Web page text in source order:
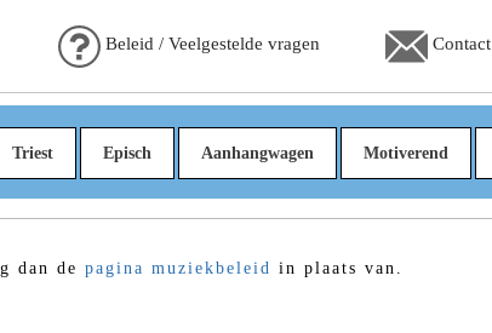
Beleid / Veelgestelde vragen Contact
Triest Episch Aanhangwagen Motiverend
dan de pagina muziekbeleid in plaats van.